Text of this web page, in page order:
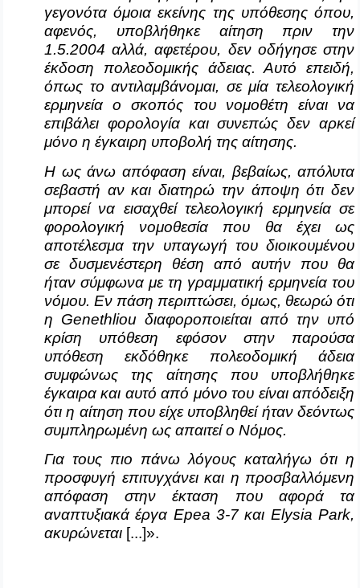
γεγονότα όμοια εκείνης της υπόθεσης όπου,
αφενός, υποβλήθηκε αίτηση πριν την
1.5.2004 αλλά, αφετέρου, δεν οδήγησε στην
έκδοση πολεοδομικής άδειας. Αυτό επειδή,
όπως το αντιλαμβάνομαι, σε μία τελεολογική
ερμηνεία ο σκοπός του νομοθέτη είναι να
επιβάλει φορολογία και συνεπώς δεν αρκεί
μόνο η έγκαιρη υποβολή της αίτησης.
Η ως άνω απόφαση είναι, βεβαίως, απόλυτα
σεβαστή αν και διατηρώ την άποψη ότι δεν
μπορεί να εισαχθεί τελεολογική ερμηνεία σε
φορολογική νομοθεσία που θα έχει ως
αποτέλεσμα την υπαγωγή του διοικουμένου
σε δυσμενέστερη θέση από αυτήν που θα
ήταν σύμφωνα με τη γραμματική ερμηνεία του
νόμου. Εν πάση περιπτώσει, όμως, θεωρώ ότι
η Genethliou διαφοροποιείται από την υπό
κρίση υπόθεση εφόσον στην παρούσα
υπόθεση εκδόθηκε πολεοδομική άδεια
συμφώνως της αίτησης που υποβλήθηκε
έγκαιρα και αυτό από μόνο του είναι απόδειξη
ότι η αίτηση που είχε υποβληθεί ήταν δεόντως
συμπληρωμένη ως απαιτεί ο Νόμος.
Για τους πιο πάνω λόγους καταλήγω ότι η
προσφυγή επιτυγχάνει και η προσβαλλόμενη
απόφαση στην έκταση που αφορά τα
αναπτυξιακά έργα Epea 3-7 και Elysia Park,
ακυρώνεται [...]».